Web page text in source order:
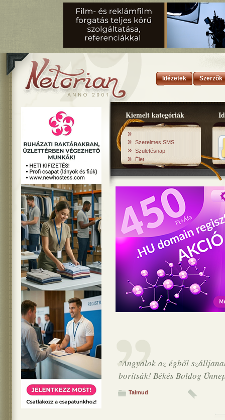
Idézetek Szerzők
Kiemelt kategóriák
»
» Szerelmes SMS
» Születésnap
» Élet
"Angyalok az égből
borítsák! Békés Boldog
Talmud